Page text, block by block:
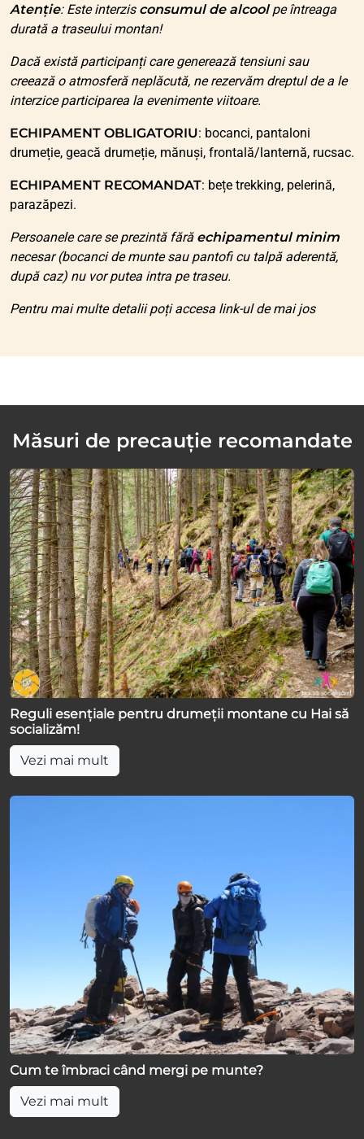
Atenție: Este interzis consumul de alcoolpe întreaga
durată a traseului montan!
Dacă există participanți care generează tensiuni sau
creează o atmosferă neplăcută, ne rezervăm dreptul de a le
interzice participarea la evenimente viitoare.
ECHIPAMENT OBLIGATORIU: bocanci, pantaloni
drumeție, geacă drumeție, mănuși, frontală/lanternă, rucsac.
ECHIPAMENT RECOMANDAT: bețe trekking, pelerină,
parazăpezi.
Persoanele care se prezintă fără echipamentul minim
necesar (bocanci de munte sau pantofi cu talpă aderentă,
după caz) nu vor putea intra pe traseu.
Pentru mai multe detalii poți accesa link-ul de mai jos
Măsuri de precauție recomandate
Reguli esențiale pentru drumeții montane cu Hai să
socializăm!
Vezi mai mult
Cum te îmbraci când mergi pe munte?
Vezi mai mult